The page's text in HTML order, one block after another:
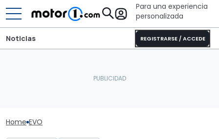
Para una experiencia
personalizada
REGISTRARSE / ACCEDE
Noticias
Home EVO